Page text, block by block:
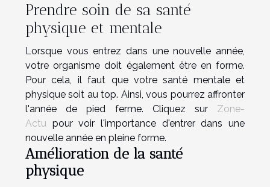
Prendre soin de sa santé
physique et mentale
Lorsque vous entrez dans une nouvelle année,
votre organisme doit également être en forme.
Pour cela, il faut que votre santé mentale et
physique soit au top. Ainsi, vous pourrez affronter
l'année de pied ferme. Cliquez sur Zone-
Actu pour voir l'importance d'entrer dans une
nouvelle année en pleine forme.
Amélioration de la santé
physique